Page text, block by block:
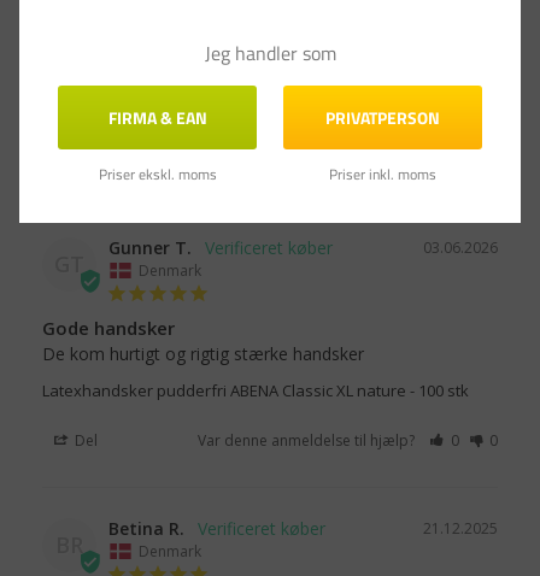
holdbare til det som de ska bruges til,🧤🧤🤗ligefra mad til
Latexhandsker pudderfri ABENA Classic XL nature - 100 stk
03.06.2026
Gunner T.
Denmark
Gode handsker
De kom hurtigt og rigtig stærke handsker
Latexhandsker pudderfri ABENA Classic XL nature - 100 stk
Del Var denne anmeldelse til hjælp? 0 0
21.12.2025
Betina R.
Denmark
Jeg handler som
FIRMA & EAN
Priser ekskl. moms
PRIVATPERSON
Priser inkl. moms